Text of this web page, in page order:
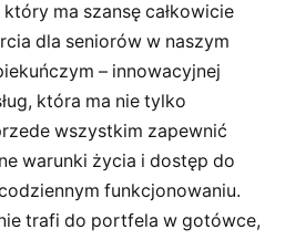
ma szansę całkowicie
dla seniorów w naszym
– innowacyjnej
która ma nie tylko
wszystkim zapewnić
warunki życia i dostęp do
funkcjonowaniu.
trafi do portfela w gotówce,